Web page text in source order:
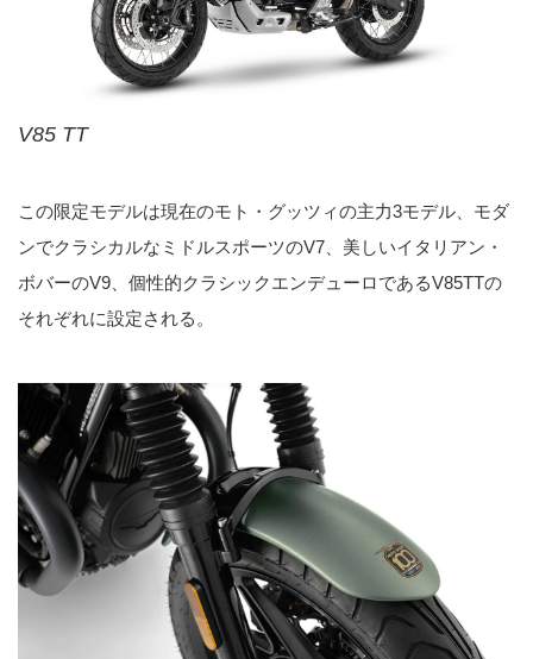
V85 TT
この限定モデルは現在のモト・グッツィの主力3モデル、モダ
ンでクラシカルなミドルスポーツのV7、美しいイタリアン・
ボバーのV9、個性的クラシックエンデューロであるV85TTの
それぞれに設定される。